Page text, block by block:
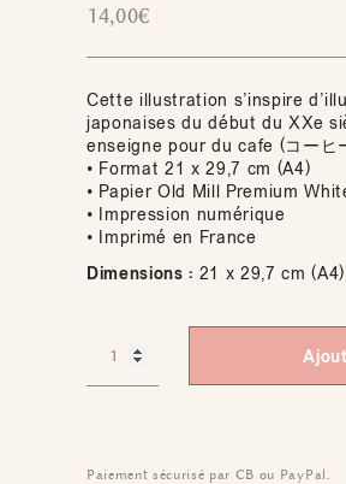
14,00€
Cette illustration s’inspire
japonaises du début du XXe
enseigne pour du cafe (コーヒ
• Format 21 x 29,7 cm (A4)
• Papier Old Mill Premium
• Impression numérique
• Imprimé en France
Dimensions : 21 x 29,7 cm (A4)
Paiement sécurisé par CB ou PayPal.